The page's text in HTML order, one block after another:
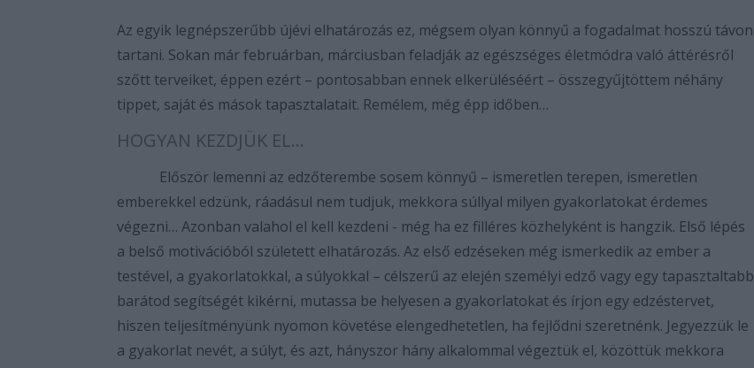
Az egyik legnépszerűbb újévi elhatározás ez, mégsem olyan könnyű a fogadalmat hosszú távon
tartani. Sokan már februárban, márciusban feladják az egészséges életmódra való áttérésről
szőtt terveiket, éppen ezért – pontosabban ennek elkerüléséért – összegyűjtöttem néhány
tippet, saját és mások tapasztalatait. Remélem, még épp időben…
HOGYAN KEZDJÜK EL...
Először lemenni az edzőterembe sosem könnyű – ismeretlen terepen, ismeretlen
emberekkel edzünk, ráadásul nem tudjuk, mekkora súllyal milyen gyakorlatokat érdemes
végezni… Azonban valahol el kell kezdeni - még ha ez filléres közhelyként is hangzik. Első lépés
a belső motivációból született elhatározás. Az első edzéseken még ismerkedik az ember a
testével, a gyakorlatokkal, a súlyokkal – célszerű az elején személyi edző vagy egy tapasztaltabb
barátod segítségét kikérni, mutassa be helyesen a gyakorlatokat és írjon egy edzéstervet,
hiszen teljesítményünk nyomon követése elengedhetetlen, ha fejlődni szeretnénk. Jegyezzük le
a gyakorlat nevét, a súlyt, és azt, hányszor hány alkalommal végeztük el, közöttük mekkora